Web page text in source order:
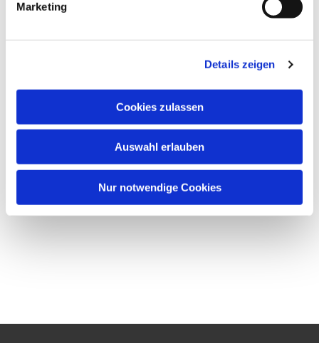
Marketing
Details zeigen
Cookies zulassen
Auswahl erlauben
Nur notwendige Cookies